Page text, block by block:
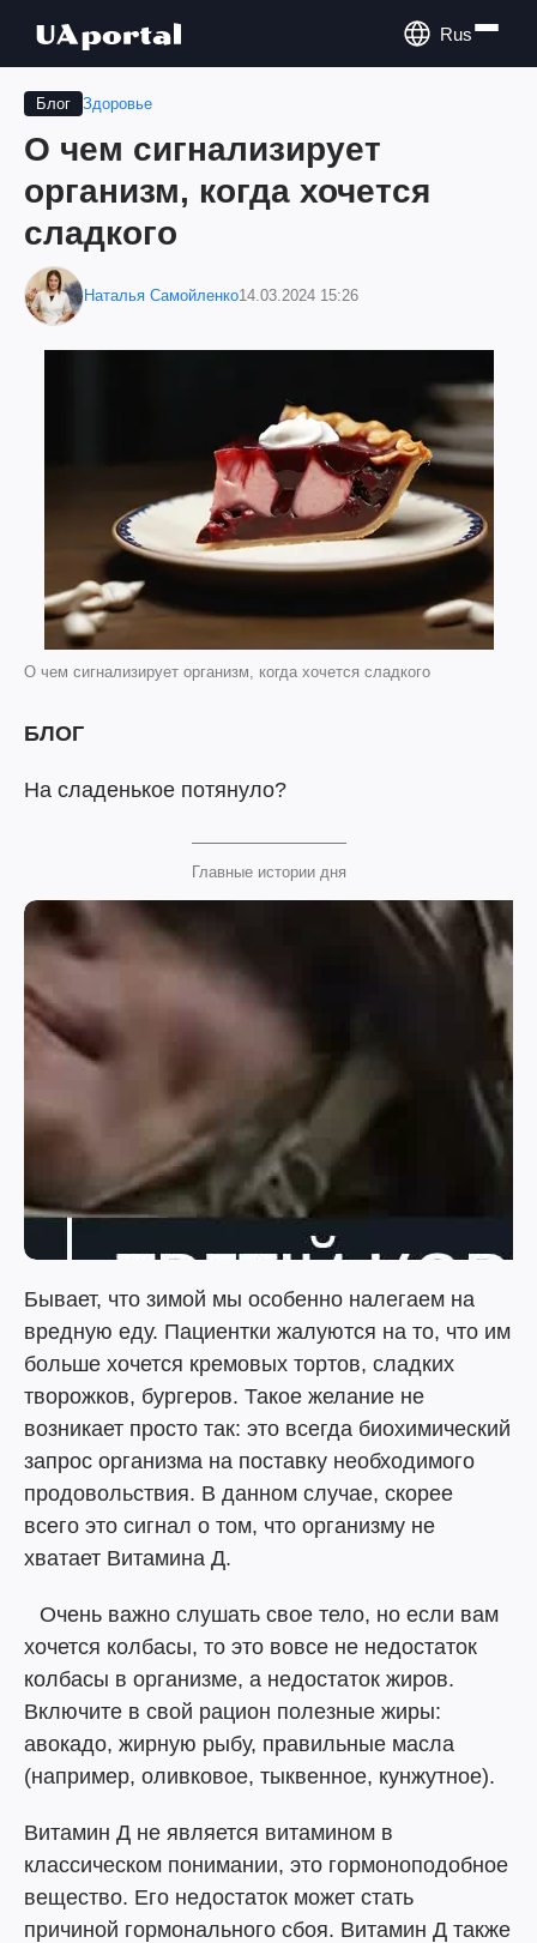
Rus
Блог Здоровье
О чем сигнализирует
организм, когда хочется
сладкого
Наталья Самойленко14.03.2024 15:26
О чем сигнализирует организм, когда хочется сладкого
БЛОГ
На сладенькое потянуло?
Главные истории дня
Бывает, что зимой мы особенно налегаем на
вредную еду. Пациентки жалуются на то, что им
больше хочется кремовых тортов, сладких
творожков, бургеров. Такое желание не
возникает просто так: это всегда биохимический
запрос организма на поставку необходимого
продовольствия. В данном случае, скорее
всего это сигнал о том, что организму не
хватает Витамина Д.
⠀Очень важно слушать свое тело, но если вам
хочется колбасы, то это вовсе не недостаток
колбасы в организме, а недостаток жиров.
Включите в свой рацион полезные жиры:
авокадо, жирную рыбу, правильные масла
(например, оливковое, тыквенное, кунжутное).
Витамин Д не является витамином в
классическом понимании, это гормоноподобное
вещество. Его недостаток может стать
причиной гормонального сбоя. Витамин Д также